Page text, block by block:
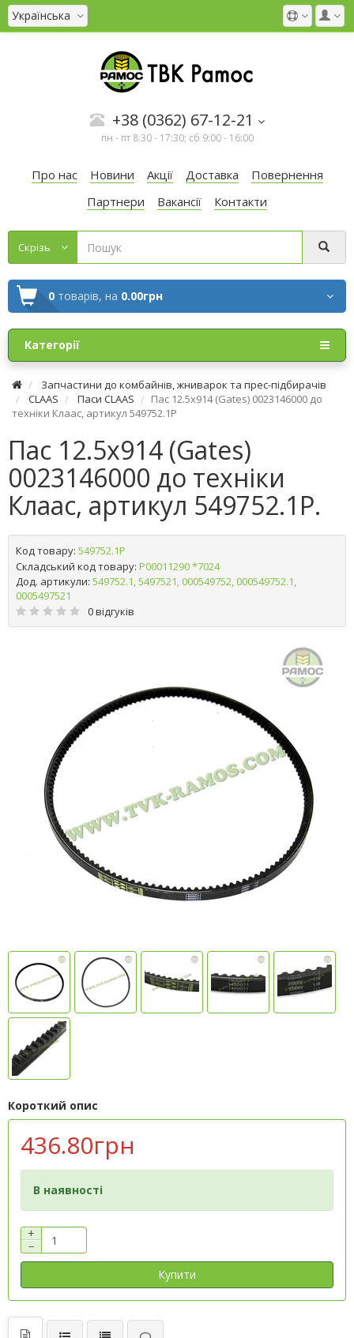
Українська
+38 (0362) 67-12-21
пн - пт 8:30 - 17:30; сб 9:00 - 16:00
Про нас Новини Акції Доставка
Повернення
Партнери
Вакансії Контакти
Cкрізь
0 товарів, на 0.00грн
Категорії
Запчастини до комбайнів, жниварок та прес-підбирачів
CLAAS
Паси CLAAS
Пас 12.5х914 (Gates) 0023146000 до
техніки Клаас, артикул 549752.1P
Пас 12.5х914 (Gates)
0023146000 до техніки
Клаас, артикул 549752.1P.
Код товару: 549752.1P
Складський код товару: Р00011290 *7024
Дод. артикули: 549752.1, 5497521, 000549752, 000549752.1,
0005497521
0 відгуків
Короткий опис
436.80грн
В наявності
+
−
Купити